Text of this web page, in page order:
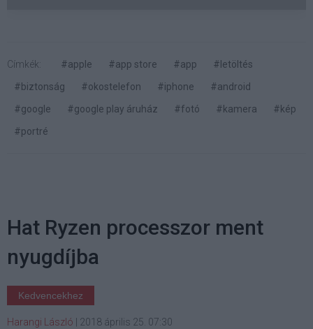
Címkék: #apple #app store #app
#letöltés
#biztonság
#okostelefon #iphone
#android
#google
#google play áruház #fotó #kamera
#kép
#portré
Hat Ryzen processzor ment
nyugdíjba
Kedvencekhez
Harangi László 2018 április 25. 07:30